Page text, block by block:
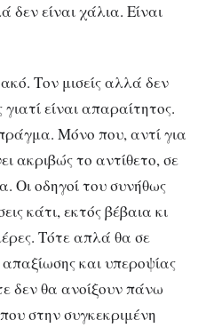
δεν είναι χάλια. Είναι
Τον μισείς αλλά δεν
είναι απαραίτητος.
Μόνο που, αντί για
ακριβώς το αντίθετο, σε
Οι οδηγοί του συνήθως
κάτι, εκτός βέβαια κι
Τότε απλά θα σε
και υπεροψίας
δεν θα ανοίξουν πάνω
στην συγκεκριμένη